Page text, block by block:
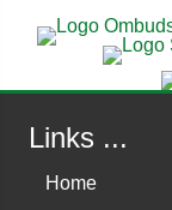
Links ...
Home